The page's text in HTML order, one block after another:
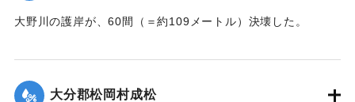
大野川の護岸が、60間（＝約109メートル）決壊した。
｜固有コード:
大分郡松岡村成松